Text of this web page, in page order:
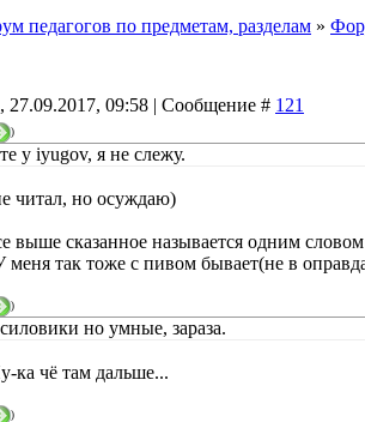
педагогов по предметам, разделам »
27.09.2017, 09:58 | Сообщение # 121
)
у iyugov, я не слежу.
читал, но осуждаю)
выше сказанное называется одним
так тоже с пивом бывает(не в
)
но умные, зараза.
ка чё там дальше...
)